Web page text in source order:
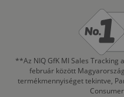
**Az NIQ GfK MI Sales Tracking
február között
termékmennyiséget tekintve,